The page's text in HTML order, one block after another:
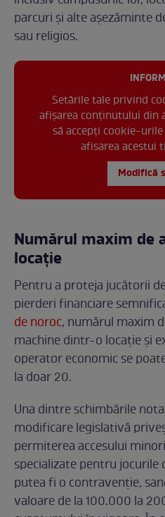
parcuri și alte așezăminte
sau religios.
Setările tale privind
afișarea conținutului din
să accepți cookie-
afisarea acestui
Modifică
Numărul maxim de
locație
Pentru a proteja jucătorii
pierderi financiare
de noroc, numărul maxim
machine dintr-o locație și
operator economic se
la doar 20.
Una dintre schimbările
modificare legislativă
permiterea accesului
specializate pentru jocurile
putea fi o contravenție,
valoare de la 100.000 la